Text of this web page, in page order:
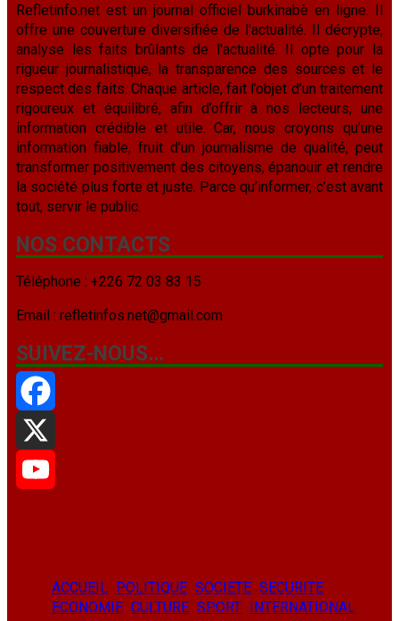
Refletinfo.net est un journal officiel burkinabè en ligne. Il
offre une couverture diversifiée de l'actualité. Il décrypte,
analyse les faits brûlants de l'actualité. Il opte pour la
rigueur journalistique, la transparence des sources et le
respect des faits. Chaque article, fait l’objet d’un traitement
rigoureux et équilibré, afin d’offrir à nos lecteurs, une
information crédible et utile. Car, nous croyons qu’une
information fiable, fruit d’un journalisme de qualité, peut
transformer positivement des citoyens, épanouir et rendre
la société plus forte et juste. Parce qu’informer, c’est avant
tout, servir le public.
NOS CONTACTS
Téléphone : +226 72 03 83 15
Email : refletinfos.net@gmail.com
SUIVEZ-NOUS…
Facebook
X
ACCUEIL POLITIQUE SOCIETE SECURITE
ECONOMIE CULTURE SPORT INTERNATIONAL